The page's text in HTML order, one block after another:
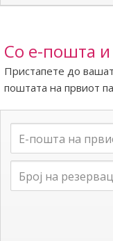
Со е-пошта и
Пристапете до
поштата на првиот